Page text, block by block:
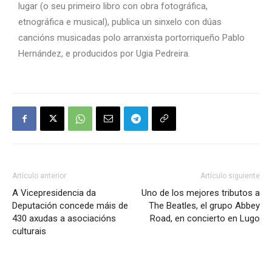
lugar (o seu primeiro libro con obra fotográfica,
etnográfica e musical), publica un sinxelo con dúas
cancións musicadas polo arranxista portorriqueño Pablo
Hernández, e producidos por Ugia Pedreira.
Artículo anterior
A Vicepresidencia da
Deputación concede máis de
430 axudas a asociacións
culturais
Artículo siguiente
Uno de los mejores tributos a
The Beatles, el grupo Abbey
Road, en concierto en Lugo